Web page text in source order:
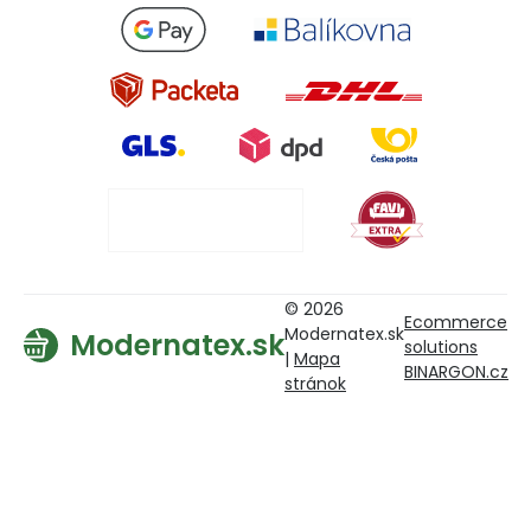
Modernatex.sk
© 2026
Modernatex.sk
| Mapa
stránok
Ecommerce
solutions
BINARGON.cz